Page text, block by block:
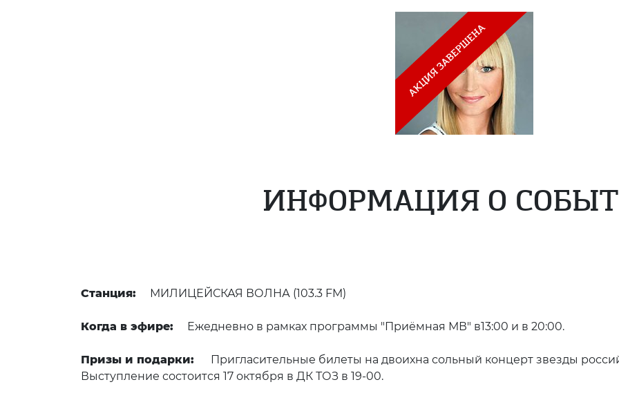
ИНФОРМАЦИЯ О
Станция: МИЛИЦЕЙСКАЯ ВОЛНА (103.3 FM)
Когда в эфире: Ежедневно в рамках программы "Приёмная МВ" в13:00 и в 20:00.
Призы и подарки:
Пригласительные билеты на двоихна сольный концерт звезды
Выступление состоится 17 октября в ДК ТОЗ в 19-00.